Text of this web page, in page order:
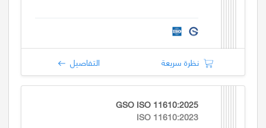
نظرة سريعة التفاصيل
GSO ISO 11610:2025
ISO 11610:2023